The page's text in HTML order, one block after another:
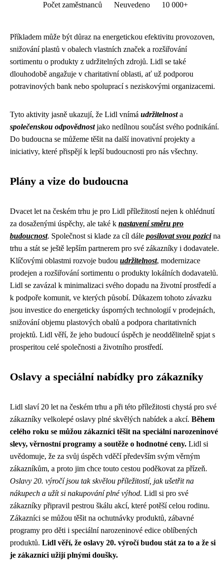
Počet zaměstnanců Neuvedeno 10 000+
Příkladem může být důraz na energetickou efektivitu provozoven,
snižování plastů v obalech vlastních značek a rozšiřování
sortimentu o produkty z udržitelných zdrojů. Lidl se také
dlouhodobě angažuje v charitativní oblasti, ať už podporou
potravinových bank nebo spoluprací s neziskovými organizacemi.
Tyto aktivity jasně ukazují, že Lidl vnímá udržitelnosta
společenskou odpovědnostjako nedílnou součást svého podnikání.
Do budoucna se můžeme těšit na další inovativní projekty a
iniciativy, které přispějí k lepší budoucnosti pro nás všechny.
Plány a vize do budoucna
Dvacet let na českém trhu je pro Lidl příležitostí nejen k ohlédnutí
za dosaženými úspěchy, ale také k nastavení směru pro
budoucnost. Společnost si klade za cíl dále posilovat svou pozicina
trhu a stát se ještě lepším partnerem pro své zákazníky i dodavatele.
Klíčovými oblastmi rozvoje budou udržitelnost, modernizace
prodejen a rozšiřování sortimentu o produkty lokálních dodavatelů.
Lidl se zavázal k minimalizaci svého dopadu na životní prostředí a
k podpoře komunit, ve kterých působí. Důkazem tohoto závazku
jsou investice do energeticky úsporných technologií v prodejnách,
snižování objemu plastových obalů a podpora charitativních
projektů. Lidl věří, že jeho budoucí úspěch je neoddělitelně spjat s
prosperitou celé společnosti a životního prostředí.
Oslavy a speciální nabídky pro zákazníky
Lidl slaví 20 let na českém trhu a při této příležitosti chystá pro své
zákazníky velkolepé oslavy plné skvělých nabídek a akcí. Během
celého roku se můžou zákazníci těšit na speciální narozeninové
slevy, věrnostní programy a soutěže o hodnotné ceny. Lidl si
uvědomuje, že za svůj úspěch vděčí především svým věrným
zákazníkům, a proto jim chce touto cestou poděkovat za přízeň.
Oslavy 20. výročí jsou tak skvělou příležitostí, jak ušetřit na
nákupech a užít si nakupování plné výhod. Lidl si pro své
zákazníky připravil pestrou škálu akcí, které potěší celou rodinu.
Zákazníci se můžou těšit na ochutnávky produktů, zábavné
programy pro děti i speciální narozeninové edice oblíbených
produktů. Lidl věří, že oslavy 20. výročí budou stát za to a že si
je zákazníci užijí plnými doušky.